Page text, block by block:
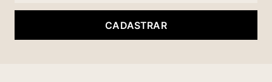
CADASTRAR